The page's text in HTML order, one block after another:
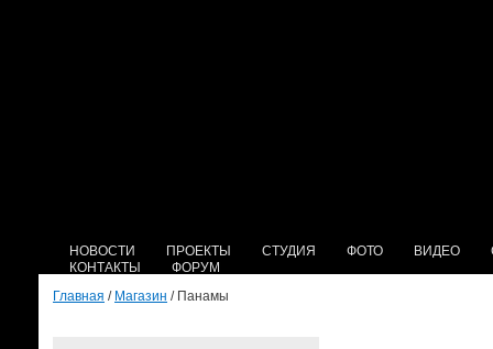
НОВОСТИ ПРОЕКТЫ СТУДИЯ ФОТО ВИДЕО
КОНТАКТЫ
ФОРУМ
Главная / Магазин / Панамы